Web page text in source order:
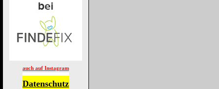
auch auf Instagram
Datenschutz